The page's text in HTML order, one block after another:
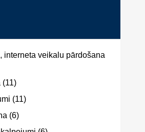
interneta veikalu pārdošana
(11)
(11)
(6)